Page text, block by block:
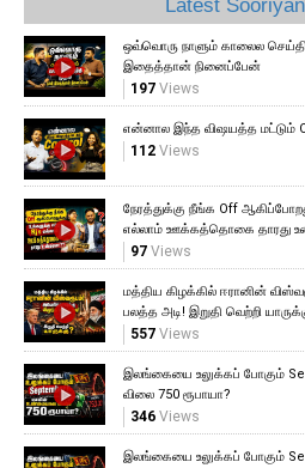
Latest
ஒவ்வொரு நாளும் காலைல செய்தி
இதைத்தான் நினைப்பேன்
197Views
என்னால இந்த விஷயத்த மட்டும்
112Views
நேரத்துக்கு நீங்க Off
எல்லாம் ஊக்கத்தொகை தாரது
97Views
மத்திய கிழக்கில் ஈரானின்
பலத்த அடி! இறுதி வெற்றி
557Views
இலங்கையை உலுக்கப் போகும்
விலை 750 ரூபாயா?
346Views
இலங்கையை உலுக்கப் போகும்